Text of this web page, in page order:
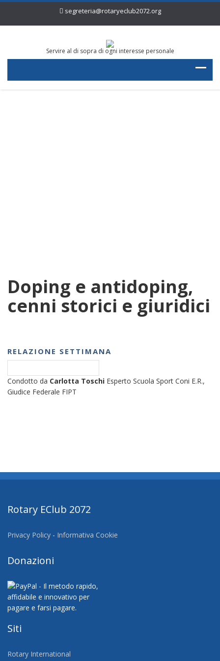
segreteria@rotaryeclub2072.org
Servire al di sopra di ogni interesse personale
Doping e antidoping,
cenni storici e giuridici
RELAZIONE SETTIMANA
Condotto da Carlotta Toschi Esperto Scuola Sport Coni E.R.,
Giudice Federale FIPT
Rotary EClub 2072
Privacy Policy - Informativa Cookie
Donazioni
Siti
Rotary International